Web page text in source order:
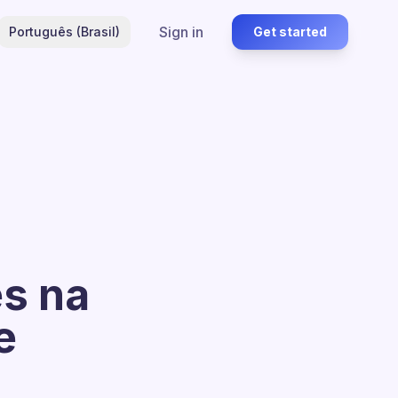
Português (Brasil) Sign in Get started
na